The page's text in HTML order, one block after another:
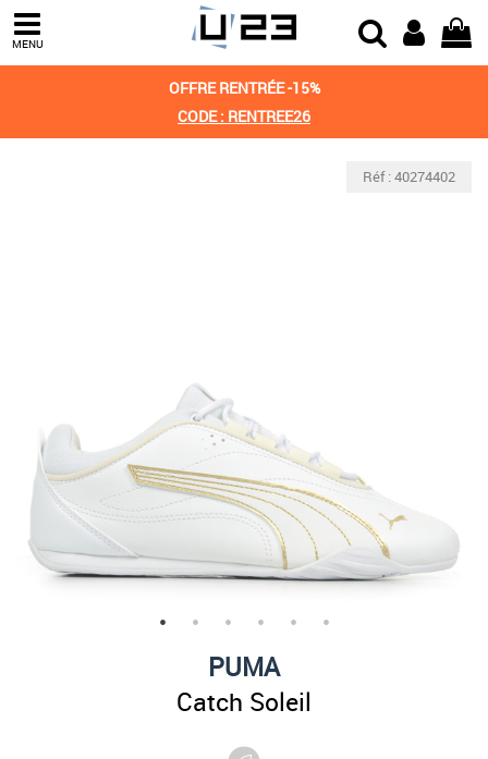
MENU
OFFRE RENTRÉE -15%
CODE : RENTREE26
Réf : 40274402
PUMA
Catch Soleil